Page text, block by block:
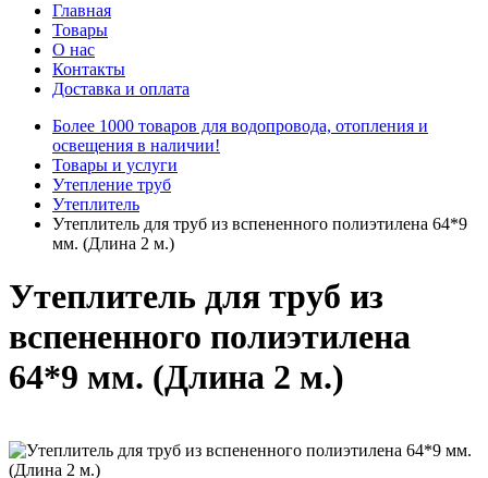
Главная
Товары
О нас
Контакты
Доставка и оплата
Более 1000 товаров для водопровода, отопления и
освещения в наличии!
Товары и услуги
Утепление труб
Утеплитель
Утеплитель для труб из вспененного полиэтилена 64*9
мм. (Длина 2 м.)
Утеплитель для труб из
вспененного полиэтилена
64*9 мм. (Длина 2 м.)